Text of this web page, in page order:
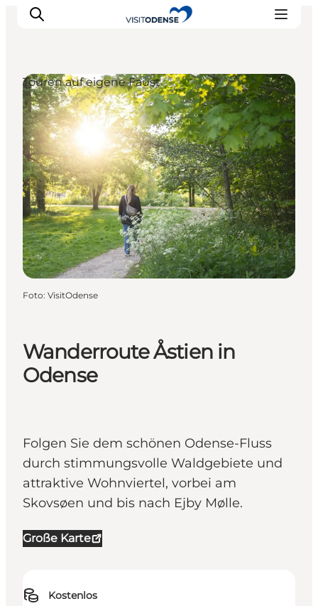
Odense erleben
Veranstaltungen
Reiseplanung
Inspiration
Wanderroute Åstien in
Odense
Folgen Sie dem schönen Odense-Fluss
durch stimmungsvolle Waldgebiete und
attraktive Wohnviertel, vorbei am
Skovsøen und bis nach Ejby Mølle.
Große Karte
Kostenlos
Touren auf eigene Faust
Foto: VisitOdense